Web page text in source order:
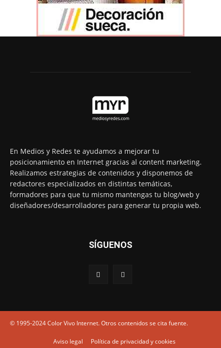
En Medios y Redes te ayudamos a mejorar tu
posicionamiento en Internet gracias al content marketing.
Realizamos estrategias de contenidos y disponemos de
redactores especializados en distintas temáticas,
formadores para que tu mismo mantengas tu blog/web y
diseñadores/desarrolladores para generar tu propia web.
SÍGUENOS
© 1995-2024 Color Vivo Internet. Otros contenidos se cita fuente.
Aviso legal Política de privacidad y cookies